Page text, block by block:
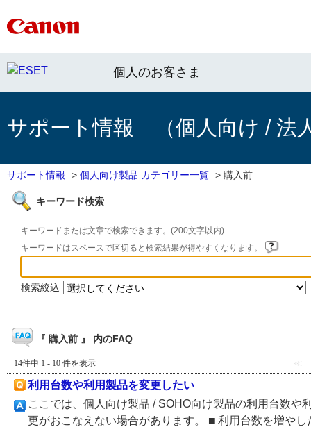
個人のお客さま
サポート情報 （個人向け / 法
サポート情報 > 個人向け製品 カテゴリー一覧 > 購入前
キーワード検索
キーワードまたは文章で検索できます。(200文字以内)
キーワードはスペースで区切ると検索結果が得やすくなります。
検索絞込
『 購入前 』 内のFAQ
14件中 1 - 10 件を表示 ≪
利用台数や利用製品を変更したい
ここでは、個人向け製品 / SOHO向け製品の利用台数
更がおこなえない場合があります。 ■ 利用台数を増や